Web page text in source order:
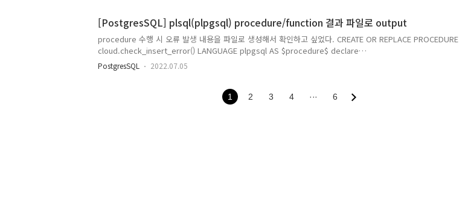
[PostgresSQL] plsql(plpgsql) procedure/function 결과 파일로 output
procedure 수행 시 오류 발생 내용을 파일로 생성해서 확인하고 싶었다. CREATE OR REPLACE PROCEDURE
cloud.check_insert_error() LANGUAGE plpgsql AS $procedure$ declare
/***************************************************************************/ /* 임시변수 선언 */
/***************************************************************************/ n_insert_cnt numeric := 0;
PostgresSQL 2022.07.05
1 2 3 4 ··· 6